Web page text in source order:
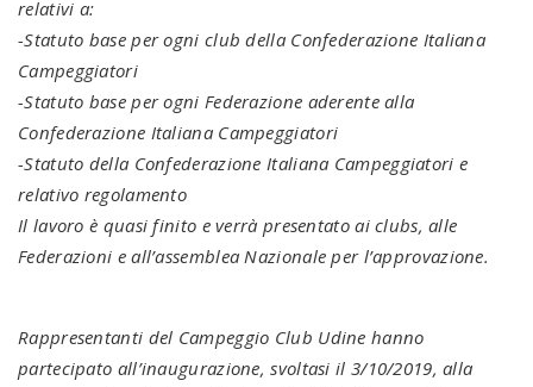
relativi a:
-Statuto base per ogni club della Confederazione Italiana
Campeggiatori
-Statuto base per ogni Federazione aderente alla
Confederazione Italiana Campeggiatori
-Statuto della Confederazione Italiana Campeggiatori e
relativo regolamento
Il lavoro è quasi finito e verrà presentato ai clubs, alle
Federazioni e all’assemblea Nazionale per l’approvazione.
Rappresentanti del Campeggio Club Udine hanno
partecipato all’inaugurazione, svoltasi il 3/10/2019, alla